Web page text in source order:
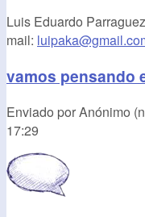
Luis Eduardo
mail:
vamos pensando
Enviado porAnónimo
17:29